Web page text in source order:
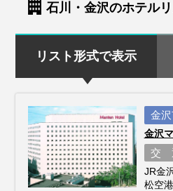
石川・金沢のホテル
リスト形式で表示
金
金沢
交
JR金
松空